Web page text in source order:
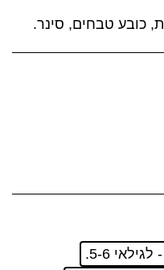
כובע טבחים, סינר.